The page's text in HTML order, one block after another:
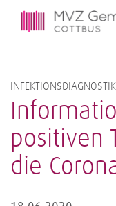
INFEKTIONSDIAGNOSTIK
positiven
die